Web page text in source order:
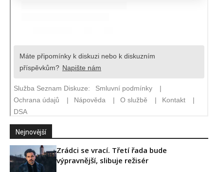
Nejnovější
Zrádci se vrací. Třetí řada bude
výpravnější, slibuje režisér